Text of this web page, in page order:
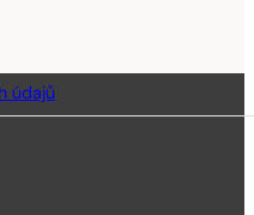
údajů